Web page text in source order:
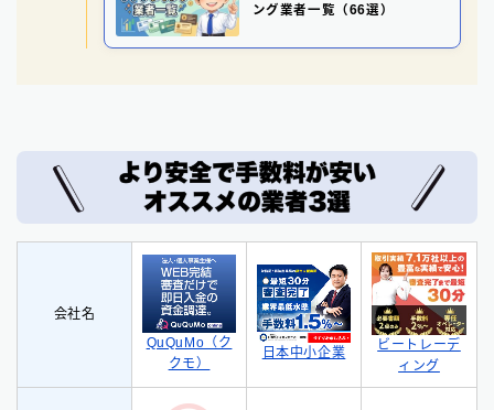
ング業者一覧（66選）
会社名
QuQuMo（ク
クモ）
日本中小企業
ビートレーデ
ィング